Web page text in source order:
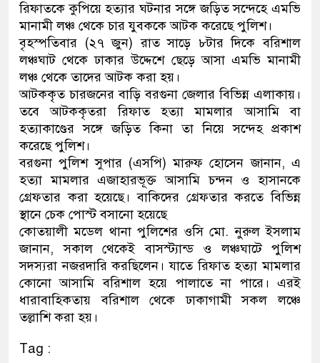
থানা পুলিশ
যেকোনো সময় বেনজীরের
নেতৃত্ব ও গণতন্ত্রের মূর্তমান
যে ভাবে ডেভিড ইমনের কাছে
‘আজহার খান’
অবৈধ বিদেশি পিস্তল, ম্যাগাজিন
জড়িত কিশোর গ্যাংয়ের চার শিশু আটক
ডাকাতির প্রস্তুতিকালে দুইজনকে
থানা পুলিশ
রিফাতকে কুপিয়ে হত্যার ঘটনার সঙ্গে জড়িত সন্দেহে এমভি
মানামী লঞ্চ থেকে চার যুবককে আটক করেছে পুলিশ।
বৃহস্পতিবার (২৭ জুন) রাত সাড়ে ৮টার দিকে বরিশাল
লঞ্চঘাট থেকে ঢাকার উদ্দেশে ছেড়ে আসা এমভি মানামী
লঞ্চ থেকে তাদের আটক করা হয়।
আটককৃত চারজনের বাড়ি বরগুনা জেলার বিভিন্ন এলাকায়।
তবে আটককৃতরা রিফাত হত্যা মামলার আসামি বা
হত্যাকাণ্ডের সঙ্গে জড়িত কিনা তা নিয়ে সন্দেহ প্রকাশ
করেছে পুলিশ।
বরগুনা পুলিশ সুপার (এসপি) মারুফ হোসেন জানান, এ
হত্যা মামলার এজাহারভূক্ত আসামি চন্দন ও হাসানকে
গ্রেফতার করা হয়েছে। বাকিদের গ্রেফতার করতে বিভিন্ন
স্থানে চেক পোস্ট বসানো হয়েছে
কোতয়ালী মডেল থানা পুলিশের ওসি মো. নুরুল ইসলাম
জানান, সকাল থেকেই বাসস্ট্যান্ড ও লঞ্চঘাটে পুলিশ
সদস্যরা নজরদারি করছিলেন। যাতে রিফাত হত্যা মামলার
কোনো আসামি বরিশাল হয়ে পালাতে না পারে। এরই
ধারাবাহিকতায় বরিশাল থেকে ঢাকাগামী সকল লঞ্চে
তল্লাশি করা হয়।
Tag :